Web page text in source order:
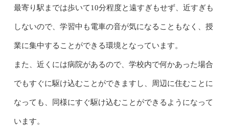
最寄り駅までは歩いて10分程度と遠すぎもせず、近すぎも
しないので、学習中も電車の音が気になることもなく、授
業に集中することができる環境となっています。
また、近くには病院があるので、学校内で何かあった場合
でもすぐに駆け込むことができますし、周辺に住むことに
なっても、同様にすぐ駆け込むことができるようになって
います。